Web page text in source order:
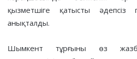
қызметшіге қатысты әдепсіз
анықталды.
Шымкент тұрғыны өз